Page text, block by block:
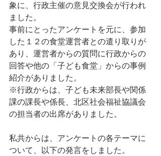
象に、行政主催の意見交換会が行われ
ました。
事前にとったアンケートを元に、参加
した１２の食堂運営者との遣り取りが
あり、運営者からの質問に行政からの
回答や他の「子ども食堂」からの事例
紹介がありました。
※行政からは、子ども未来部長や関係
課の課長や係長、北区社会福祉協議会
の担当者の出席がありました。
私共からは、アンケートの各テーマに
ついて、以下の発言をしました。